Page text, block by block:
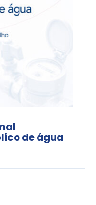
de água